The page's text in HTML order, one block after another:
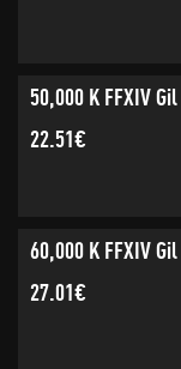
50,000 K FFXIV Gil
22.51€
60,000 K FFXIV Gil
27.01€